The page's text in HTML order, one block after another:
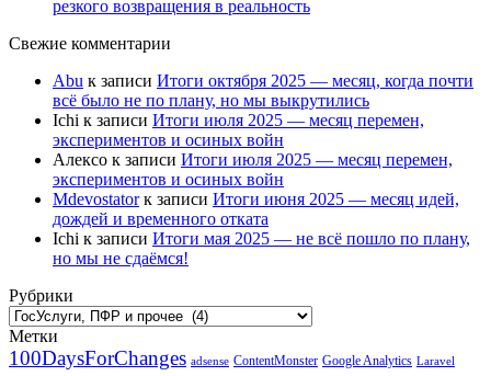
резкого возвращения в реальность
Свежие комментарии
Abu к записи Итоги октября 2025 — месяц, когда почти
всё было не по плану, но мы выкрутились
Ichi к записи Итоги июля 2025 — месяц перемен,
экспериментов и осиных войн
Алексо к записи Итоги июля 2025 — месяц перемен,
экспериментов и осиных войн
Mdevostatorк записи Итоги июня 2025 — месяц идей,
дождей и временного отката
Ichi к записи Итоги мая 2025 — не всё пошло по плану,
но мы не сдаёмся!
Рубрики
Рубрики
Метки
100DaysForChanges adsense ContentMonster Google Analytics Laravel